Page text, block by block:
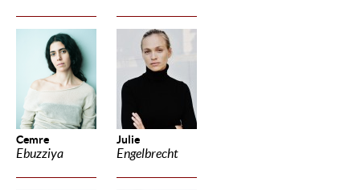
Cemre
Ebuzziya
Julie
Engelbrecht